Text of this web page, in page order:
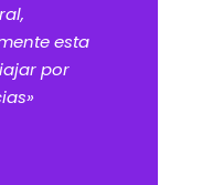
esta
por